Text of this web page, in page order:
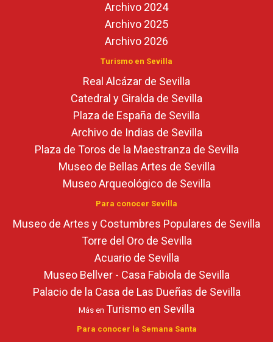
Archivo 2024
Archivo 2025
Archivo 2026
Turismo en Sevilla
Real Alcázar de Sevilla
Catedral y Giralda de Sevilla
Plaza de España de Sevilla
Archivo de Indias de Sevilla
Plaza de Toros de la Maestranza de Sevilla
Museo de Bellas Artes de Sevilla
Museo Arqueológico de Sevilla
Para conocer Sevilla
Museo de Artes y Costumbres Populares de Sevilla
Torre del Oro de Sevilla
Acuario de Sevilla
Museo Bellver - Casa Fabiola de Sevilla
Palacio de la Casa de Las Dueñas de Sevilla
Más en Turismo en Sevilla
Para conocer la Semana Santa